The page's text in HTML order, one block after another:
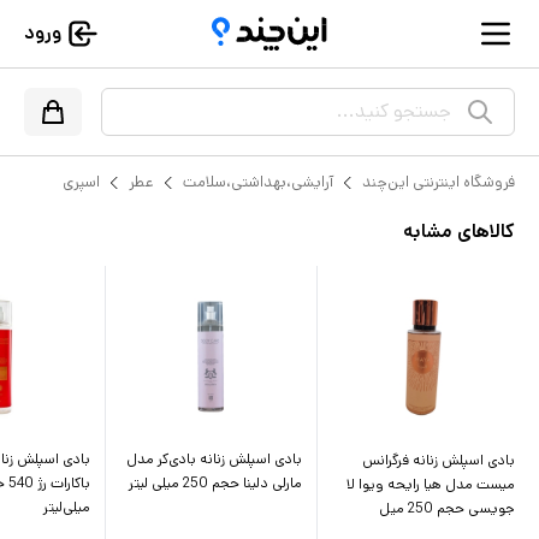
ورود
جستجو کنید...
فروشگاه اینترنتی این‌چند آرایشی،بهداشتی،سلامت عطر اسپری
کالاهای مشابه
بادی اسپلش زنانه فرگرانس
میست مدل هیا رایحه ویوا لا
جویسی حجم 250 میل
بادی اسپلش زنانه بادی‌کر مدل
مارلی دلینا حجم 250 میلی لیتر
بادی اسپلش
میلی‌لیتر